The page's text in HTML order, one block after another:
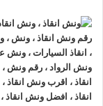
اسرعونش
الازهر
ونش انقاذ سيارات
بمعدات حديثة و